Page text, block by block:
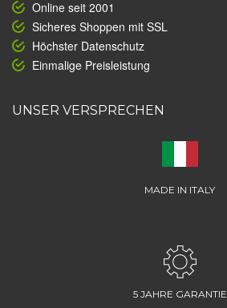
Online seit 2001
Sicheres Shoppen mit SSL
Höchster Datenschutz
Einmalige Preisleistung
UNSER VERSPRECHEN
MADE IN ITALY
5 JAHRE GARANTIE